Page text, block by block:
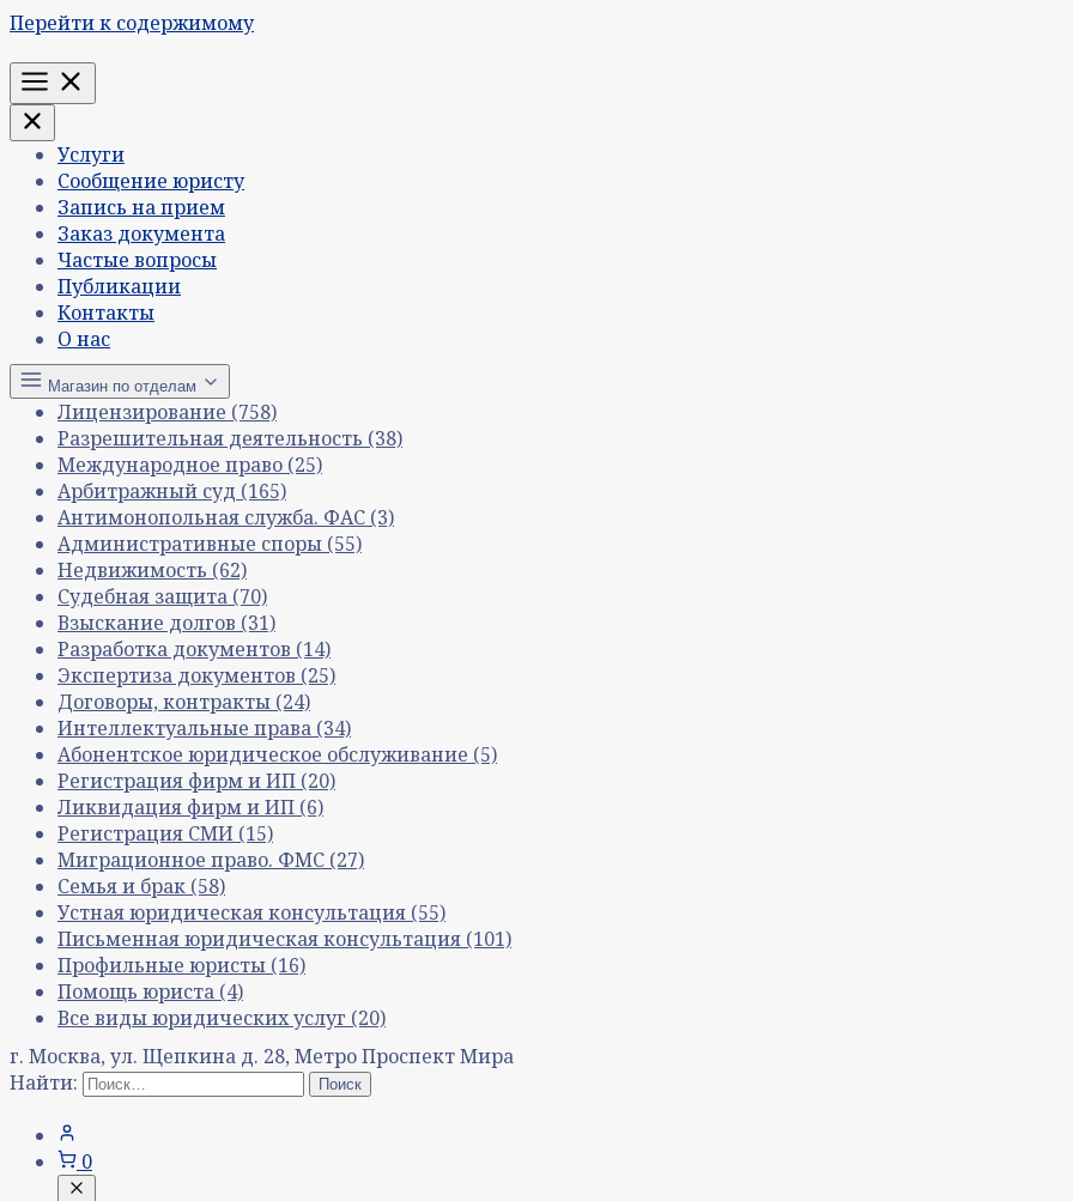
Перейти к содержимому
Меню
Услуги
Сообщение юристу
Запись на прием
Заказ документа
Частые вопросы
Публикации
Контакты
О нас
Магазин по отделам
Лицензирование (758)
Разрешительная деятельность (38)
Международное право (25)
Арбитражный суд (165)
Антимонопольная служба. ФАС (3)
Административные споры (55)
Недвижимость (62)
Судебная защита (70)
Взыскание долгов (31)
Разработка документов (14)
Экспертиза документов (25)
Договоры, контракты (24)
Интеллектуальные права (34)
Абонентское юридическое обслуживание (5)
Регистрация фирм и ИП (20)
Ликвидация фирм и ИП (6)
Регистрация СМИ (15)
Миграционное право. ФМС (27)
Семья и брак (58)
Устная юридическая консультация (55)
Письменная юридическая консультация (101)
Профильные юристы (16)
Помощь юриста (4)
Все виды юридических услуг (20)
г. Москва, ул. Щепкина д. 28, Метро Проспект Мира
Найти:
0